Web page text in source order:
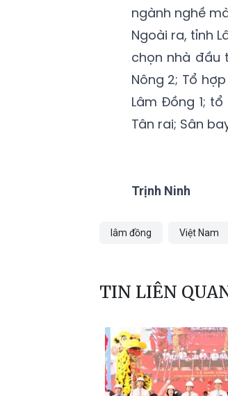
ngành nghề
Ngoài ra, tỉnh
chọn nhà đầu
Nông 2; Tổ
Lâm Đồng 1;
Tân rai; Sân
Trịnh Ninh
lâm đồng Việt Nam
TIN LIÊN